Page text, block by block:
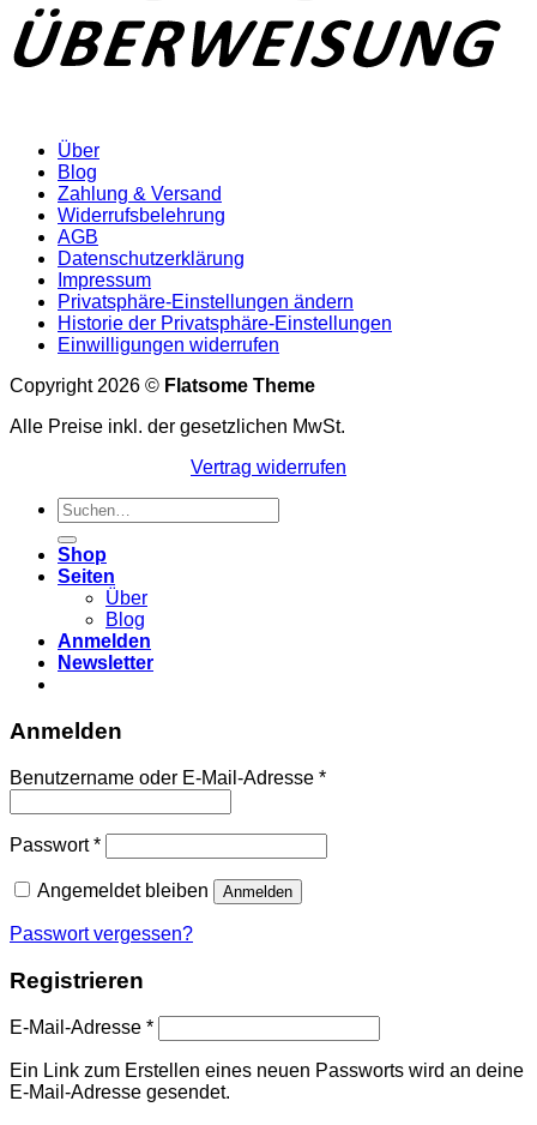
Über
Blog
Zahlung & Versand
Widerrufsbelehrung
AGB
Datenschutzerklärung
Impressum
Privatsphäre-Einstellungen ändern
Historie der Privatsphäre-Einstellungen
Einwilligungen widerrufen
Copyright 2026 © Flatsome Theme
Alle Preise inkl. der gesetzlichen MwSt.
Vertrag widerrufen
Suchen
nach:
Shop
Seiten
Über
Blog
Anmelden
Newsletter
Anmelden
Benutzername oder E-Mail-Adresse *Erforderlich
Passwort*Erforderlich
Angemeldet bleiben Anmelden
Passwort vergessen?
Registrieren
E-Mail-Adresse *Erforderlich
Ein Link zum Erstellen eines neuen Passworts wird an deine
E-Mail-Adresse gesendet.